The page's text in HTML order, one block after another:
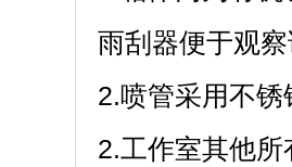
雨刮器便于观察试
2.喷管采用不锈钢
2.工作室其他所